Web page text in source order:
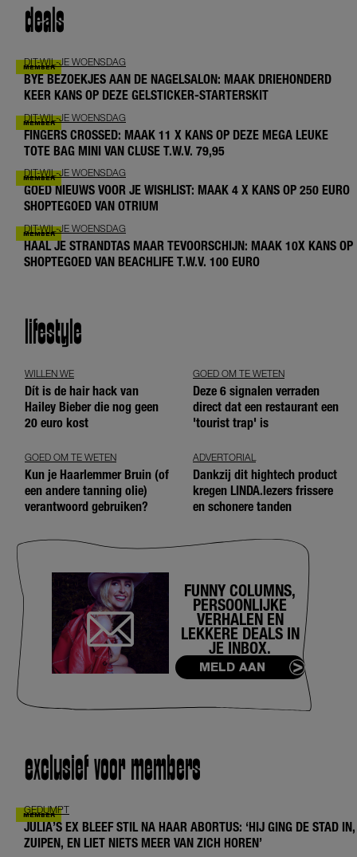
deals
DIT-WIL-JE WOENSDAG
BYE BEZOEKJES AAN DE NAGELSALON: MAAK DRIEHONDERD
KEER KANS OP DEZE GELSTICKER-STARTERSKIT
DIT-WIL-JE WOENSDAG
FINGERS CROSSED: MAAK 11 X KANS OP DEZE MEGA LEUKE
TOTE BAG MINI VAN CLUSE T.W.V. 79,95
DIT-WIL-JE WOENSDAG
GOED NIEUWS VOOR JE WISHLIST: MAAK 4 X KANS OP 250 EURO
SHOPTEGOED VAN OTRIUM
DIT-WIL-JE WOENSDAG
HAAL JE STRANDTAS MAAR TEVOORSCHIJN: MAAK 10X KANS OP
SHOPTEGOED VAN BEACHLIFE T.W.V. 100 EURO
lifestyle
WILLEN WE
Dít is de hair hack van
Hailey Bieber die nog geen
20 euro kost
GOED OM TE WETEN
Deze 6 signalen verraden
direct dat een restaurant een
'tourist trap' is
GOED OM TE WETEN
Kun je Haarlemmer Bruin (of
een andere tanning olie)
verantwoord gebruiken?
ADVERTORIAL
Dankzij dit hightech product
kregen LINDA.lezers frissere
en schonere tanden
FUNNY COLUMNS,
PERSOONLIJKE
VERHALEN EN
LEKKERE DEALS IN
JE INBOX.
MELD AAN
exclusief voor members
GEDUMPT
JULIA’S EX BLEEF STIL NA HAAR ABORTUS: ‘HIJ GING DE STAD IN,
ZUIPEN, EN LIET NIETS MEER VAN ZICH HOREN’